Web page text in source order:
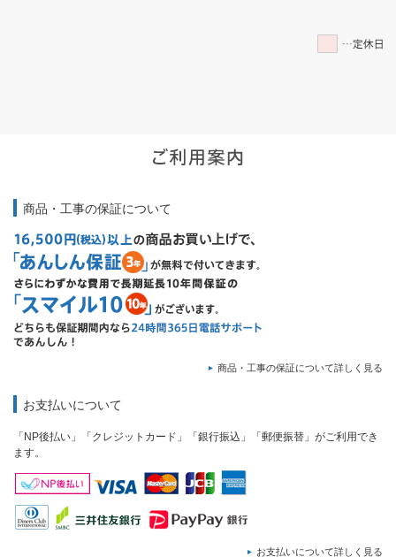
商品・工事の保証について
商品・工事の保証について詳しく見る
お支払いについて
「NP後払い」「クレジットカード」「銀行振込」「郵便振替」がご利用でき
ます。
お支払いについて詳しく見る